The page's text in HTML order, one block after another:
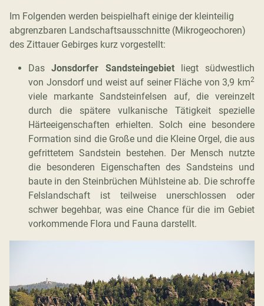
Im Folgenden werden beispielhaft einige der kleinteilig
abgrenzbaren Landschaftsausschnitte (Mikrogeochoren)
des Zittauer Gebirges kurz vorgestellt:
DasJonsdorfer Sandsteingebietliegt südwestlich
von Jonsdorf und weist auf seiner Fläche von 3,9 km2
viele markante Sandsteinfelsen auf, die vereinzelt
durch die spätere vulkanische Tätigkeit spezielle
Härteeigenschaften erhielten. Solch eine besondere
Formation sind die Große und die Kleine Orgel, die aus
gefrittetem Sandstein bestehen. Der Mensch nutzte
die besonderen Eigenschaften des Sandsteins und
baute in den Steinbrüchen Mühlsteine ab. Die schroffe
Felslandschaft ist teilweise unerschlossen oder
schwer begehbar, was eine Chance für die im Gebiet
vorkommende Flora und Fauna darstellt.